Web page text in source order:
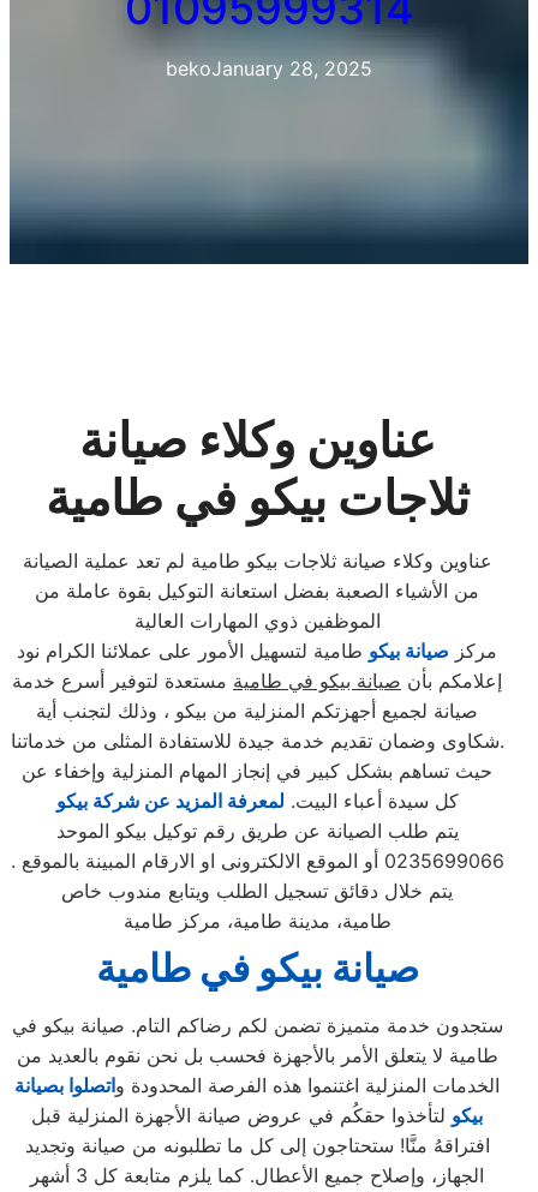
bekoJanuary 28, 2025
عناوين وكلاء صيانة
ثلاجات بيكو في طامية
عناوين وكلاء صيانة ثلاجات بيكو طامية لم تعد عملية الصيانة
من الأشياء الصعبة بفضل استعانة التوكيل بقوة عاملة من
الموظفين ذوي المهارات العالية
مركز صيانة بيكو طامية لتسهيل الأمور على عملائنا الكرام نود
إعلامكم بأن صيانة بيكو في طامية مستعدة لتوفير أسرع خدمة
صيانة لجميع أجهزتكم المنزلية من بيكو ، وذلك لتجنب أية
شكاوى وضمان تقديم خدمة جيدة للاستفادة المثلى من خدماتنا.
حيث تساهم بشكل كبير في إنجاز المهام المنزلية وإخفاء عن
كل سيدة أعباء البيت. لمعرفة المزيد عن شركة بيكو
يتم طلب الصيانة عن طريق رقم توكيل بيكو الموحد
0235699066 أو الموقع الالكترونى او الارقام المبينة بالموقع .
يتم خلال دقائق تسجيل الطلب ويتابع مندوب خاص
طامية، مدينة طامية، مركز طامية
صيانة بيكو في طامية
ستجدون خدمة متميزة تضمن لكم رضاكم التام. صيانة بيكو في
طامية لا يتعلق الأمر بالأجهزة فحسب بل نحن نقوم بالعديد من
الخدمات المنزلية اغتنموا هذه الفرصة المحدودة واتصلوا بصيانة
بيكو لتأخذوا حقكُم في عروض صيانة الأجهزة المنزلية قبل
افتراقهُ منَّا! ستحتاجون إلى كل ما تطلبونه من صيانة وتجديد
الجهاز، وإصلاح جميع الأعطال. كما يلزم متابعة كل 3 أشهر